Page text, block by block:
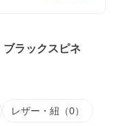
ラックスピネ
レザー・紐（0）